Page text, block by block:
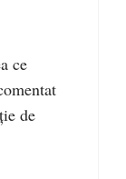
ce
de